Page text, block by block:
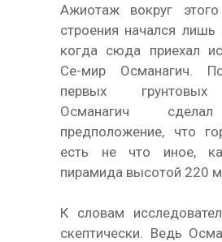
Ажиотаж вокруг этого
строения начался
когда сюда приехал
Се-мир Османагич.
первых
Османагич
предположение, что
есть не что иное,
пирамида высотой 220
К словам
скептически. Ведь